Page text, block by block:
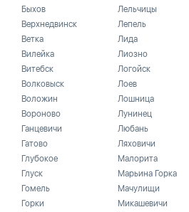
Быхов
Верхнедвинск
Ветка
Вилейка
Витебск
Волковыск
Воложин
Вороново
Ганцевичи
Гатово
Глубокое
Глуск
Гомель
Горки
Лельчицы
Лепель
Лида
Лиозно
Логойск
Лоев
Лошница
Лунинец
Любань
Ляховичи
Малорита
Марьина Горка
Мачулищи
Микашевичи